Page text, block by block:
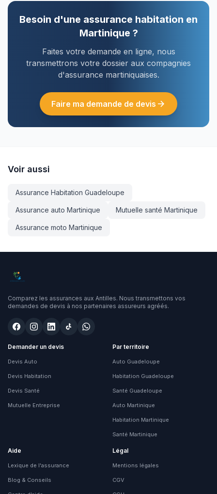
Besoin d'une assurance habitation en
Martinique ?
Faites votre demande en ligne, nous
transmettrons votre dossier aux compagnies
d'assurance martiniquaises.
Faire ma demande de devis
Voir aussi
Assurance Habitation Guadeloupe
Assurance auto Martinique Mutuelle santé Martinique
Assurance moto Martinique
Comparez les assurances aux Antilles. Nous transmettons vos
demandes de devis à nos partenaires assureurs agréés.
Demander un devis
Devis Auto
Devis Habitation
Devis Santé
Mutuelle Entreprise
Par territoire
Auto Guadeloupe
Habitation Guadeloupe
Santé Guadeloupe
Auto Martinique
Habitation Martinique
Santé Martinique
Aide
Lexique de l'assurance
Blog & Conseils
Légal
Mentions légales
CGV